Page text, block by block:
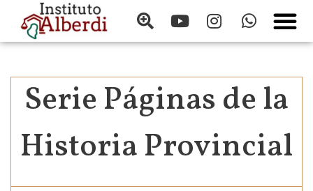
Serie Páginas de la
Historia Provincial